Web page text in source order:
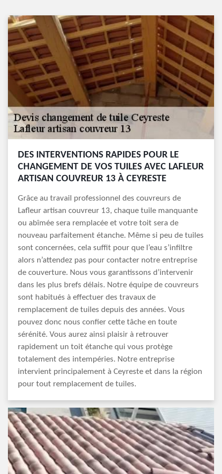
DES INTERVENTIONS RAPIDES POUR LE
CHANGEMENT DE VOS TUILES AVEC LAFLEUR
ARTISAN COUVREUR 13 À CEYRESTE
Grâce au travail professionnel des couvreurs de
Lafleur artisan couvreur 13, chaque tuile manquante
ou abîmée sera remplacée et votre toit sera de
nouveau parfaitement étanche. Même si peu de tuiles
sont concernées, cela suffit pour que l’eau s’infiltre
alors n’attendez pas pour contacter notre entreprise
de couverture. Nous vous garantissons d’intervenir
dans les plus brefs délais. Notre équipe de couvreurs
sont habitués à effectuer des travaux de
remplacement de tuiles depuis des années. Vous
pouvez donc nous confier cette tâche en toute
sérénité. Vous aurez ainsi plaisir à retrouver
rapidement un toit étanche qui vous protège
totalement des intempéries. Notre entreprise
intervient principalement à Ceyreste et dans la région
pour tout remplacement de tuiles.